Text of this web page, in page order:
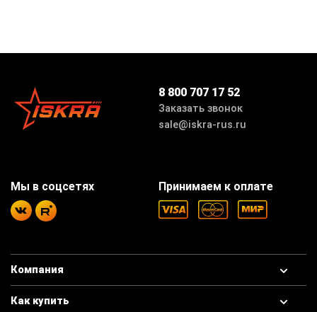
8 800 707 17 52
Заказать звонок
sale@iskra-rus.ru
Компания
Как купить
Принимаем к оплате
Мы в соцсетях